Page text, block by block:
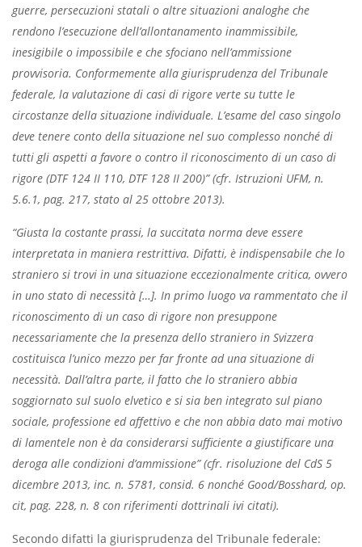
guerre, persecuzioni statali o altre situazioni analoghe che
rendono l’esecuzione dell’allontanamento inammissibile,
inesigibile o impossibile e che sfociano nell’ammissione
provvisoria. Conformemente alla giurisprudenza del Tribunale
federale, la valutazione di casi di rigore verte su tutte le
circostanze della situazione individuale. L’esame del caso singolo
deve tenere conto della situazione nel suo complesso nonché di
tutti gli aspetti a favore o contro il riconoscimento di un caso di
rigore (DTF 124 II 110, DTF 128 II 200)” (cfr. Istruzioni UFM, n.
5.6.1, pag. 217, stato al 25 ottobre 2013).
“Giusta la costante prassi, la succitata norma deve essere
interpretata in maniera restrittiva. Difatti, è indispensabile che lo
straniero si trovi in una situazione eccezionalmente critica, ovvero
in uno stato di necessità […]. In primo luogo va rammentato che il
riconoscimento di un caso di rigore non presuppone
necessariamente che la presenza dello straniero in Svizzera
costituisca l’unico mezzo per far fronte ad una situazione di
necessità. Dall’altra parte, il fatto che lo straniero abbia
soggiornato sul suolo elvetico e si sia ben integrato sul piano
sociale, professione ed affettivo e che non abbia dato mai motivo
di lamentele non è da considerarsi sufficiente a giustificare una
deroga alle condizioni d’ammissione” (cfr. risoluzione del CdS 5
dicembre 2013, inc. n. 5781, consid. 6 nonché Good/Bosshard, op.
cit, pag. 228, n. 8 con riferimenti dottrinali ivi citati).
Secondo difatti la giurisprudenza del Tribunale federale: